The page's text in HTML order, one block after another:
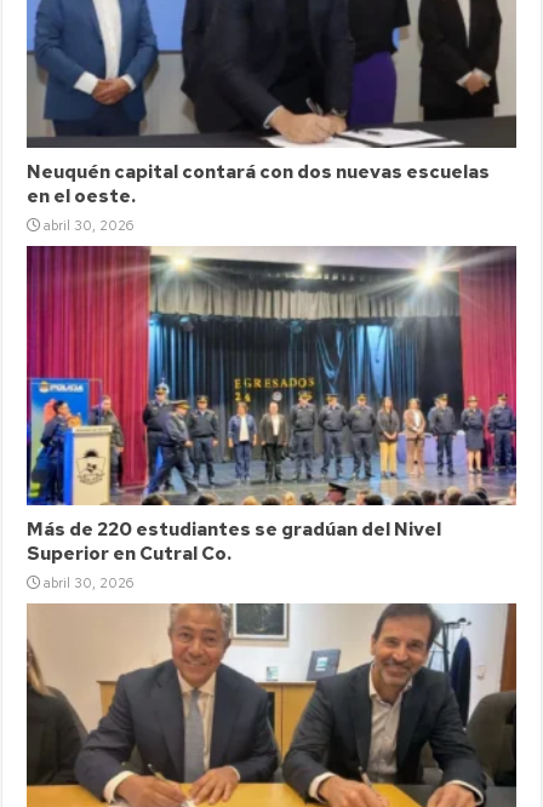
Neuquén capital contará con dos nuevas escuelas
en el oeste.
abril 30, 2026
Más de 220 estudiantes se gradúan del Nivel
Superior en Cutral Co.
abril 30, 2026